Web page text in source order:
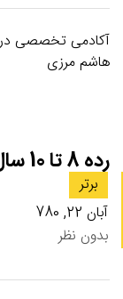
آکادمی تخصصی
هاشم مرزی
رده 8 تا 10 سال زمستان 1401
برتر
آبان 22, 780
بدون نظر